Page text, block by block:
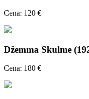
Cena: 120 €
Džemma Skulme
Cena: 180 €